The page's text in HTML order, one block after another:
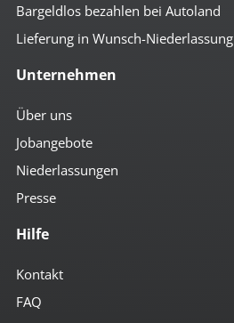
Bargeldlos bezahlen bei Autoland
Lieferung in Wunsch-Niederlassung
Unternehmen
Über uns
Jobangebote
Niederlassungen
Presse
Hilfe
Kontakt
FAQ